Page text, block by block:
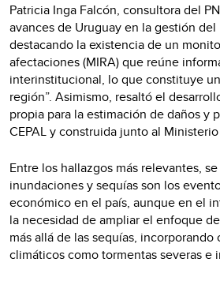
Patricia Inga Falcón, consultora del
avances de Uruguay en la gestión
destacando la existencia de un
afectaciones (MIRA) que reúne
interinstitucional, lo que constituye
región”. Asimismo, resaltó el
propia para la estimación de daños y
CEPAL y construida junto al
Entre los hallazgos más relevantes,
inundaciones y sequías son los
económico en el país, aunque en el
la necesidad de ampliar el enfoque
más allá de las sequías, incorporando
climáticos como tormentas severas e